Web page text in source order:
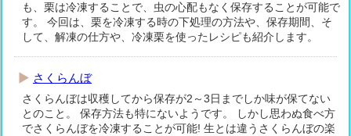
も、栗は冷凍することで、虫の心配もなく保存することが可能で
す。 今回は、栗を冷凍する時の下処理の方法や、保存期間、そ
して、解凍の仕方や、冷凍栗を使ったレシピも紹介します。
さくらんぼ
さくらんぼは収穫してから保存が2～3日までしか味が保てない
とのこと。 保存方法も特にないようです。 しかし思わぬ食べ方
でさくらんぼを冷凍することが可能! 生とは違うさくらんぼの楽